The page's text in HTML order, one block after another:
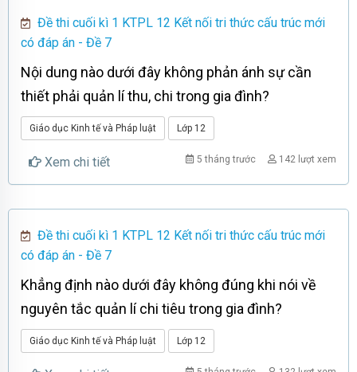
Đề thi cuối kì 1 KTPL 12 Kết nối tri thức cấu trúc mới
có đáp án - Đề 7
Nội dung nào dưới đây không phản ánh sự cần
thiết phải quản lí thu, chi trong gia đình?
Giáo dục Kinh tế và Pháp luật Lớp 12
Xem chi tiết 142 lượt xem
5 tháng trước
Đề thi cuối kì 1 KTPL 12 Kết nối tri thức cấu trúc mới
có đáp án - Đề 7
Khẳng định nào dưới đây không đúng khi nói về
nguyên tắc quản lí chi tiêu trong gia đình?
Giáo dục Kinh tế và Pháp luật Lớp 12